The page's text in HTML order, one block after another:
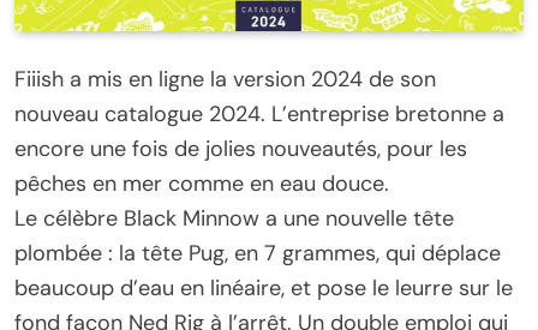
Fiiish a mis en ligne la version 2024 de son
nouveau catalogue 2024. L’entreprise bretonne a
encore une fois de jolies nouveautés, pour les
pêches en mer comme en eau douce.
Le célèbre Black Minnow a une nouvelle tête
plombée : la tête Pug, en 7 grammes, qui déplace
beaucoup d’eau en linéaire, et pose le leurre sur le
fond façon Ned Rig à l’arrêt. Un double emploi qui